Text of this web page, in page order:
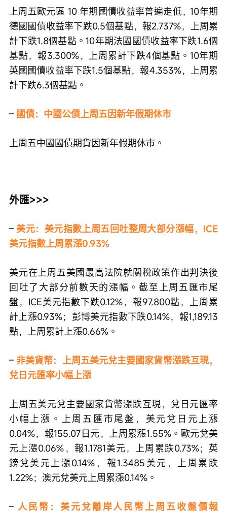
上周五歐元區 10 年期國債收益率普遍走低，10年期
德國國債收益率下跌0.5個基點，報2.737%，上周累
計下跌1.8個基點。10年期法國國債收益率下跌1.6個
基點，報3.300%，上周累計下跌4個基點。10年期
英國國債收益率下跌1.5個基點，報4.353%，上周累
計下跌6.3個基點。
– 國債：中國公債上周五因新年假期休市
上周五中國國債期貨因新年假期休市。
外匯>>>
– 美元：美元指數上周五回吐整周大部分漲幅，ICE
美元指數上周累漲0.93%
美元在上周五美國最高法院就關稅政策作出判決後
回吐了大部分前數天的漲幅。截至上周五匯市尾
盤，ICE美元指數下跌0.12%，報97.800點，上周累
計上漲0.93%；彭博美元指數下跌0.14%，報1,189.13
點，上周累計上漲0.66%。
– 非美貨幣：上周五美元兌主要國家貨幣漲跌互現，
兌日元匯率小幅上漲
上周五美元兌主要國家貨幣漲跌互現，兌日元匯率
小幅上漲。上周五匯市尾盤，美元兌日元上漲
0.04%，報155.07日元，上周累漲1.55%。歐元兌美
元上漲0.06%，報1.1781美元，上周累跌0.73%；英
鎊兌美元上漲0.14%，報1.3485美元，上周累跌
1.22%；澳元兌美元上周累漲0.14%。
– 人民幣：美元兌離岸人民幣上周五收盤價報